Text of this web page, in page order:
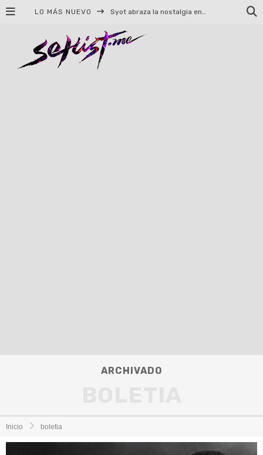
LO MÁS NUEVO Syot abraza la nostalgia en «Blame», el primer adelanto de su EP debut
ARCHIVADO
Inicio boletia